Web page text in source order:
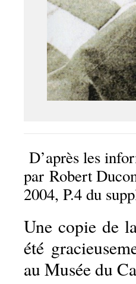
D’après les
par Robert
2004, P.4 du
Une copie de
été
au Musée du